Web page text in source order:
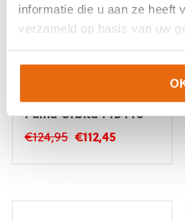
informatie die u aan ze heeft
verzameld op basis van uw
Puma Orbita 1 TB Pro
€124,95 Oorspronkelijke
€112,45Huidige